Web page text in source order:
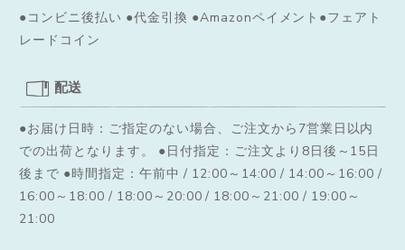
●コンビニ後払い ●代金引換 ●Amazonペイメント●フェアト
レードコイン
配送
●お届け日時：ご指定のない場合、ご注文から7営業日以内
での出荷となります。
●日付指定：ご注文より8日後～15日
後まで ●時間指定：午前中 / 12:00～14:00 / 14:00～16:00 /
16:00～18:00 / 18:00～20:00 / 18:00～21:00 / 19:00～
21:00